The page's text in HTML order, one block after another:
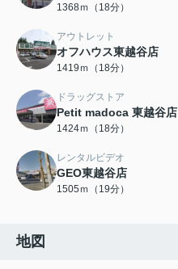
1368ｍ（18分）
アウトレット
オフハウス東越谷店
1419ｍ（18分）
ドラッグストア
Petit madoca 東越谷店
1424ｍ（18分）
レンタルビデオ
GEO東越谷店
1505ｍ（19分）
地図